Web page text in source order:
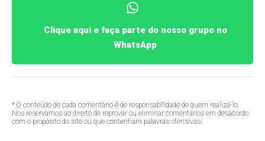
Clique aqui e faça parte do nosso grupo no
WhatsApp
* O conteúdo de cada comentário é de responsabilidade de quem realizá-lo.
Nos reservamos ao direito de reprovar ou eliminar comentários em desacordo
com o propósito do site ou que contenham palavras ofensivas.